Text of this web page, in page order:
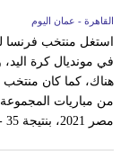
القاهرة - عمان اليوم
استغل منتخب فرنسا
في مونديال كرة اليد،
هناك، كما كان منتخب
مصر 2021، بنتيجة 35 -...